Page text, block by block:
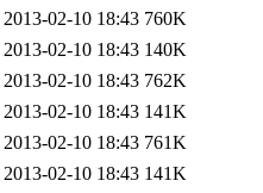
2013-02-10 18:43 760K
2013-02-10 18:43 140K
2013-02-10 18:43 762K
2013-02-10 18:43 141K
2013-02-10 18:43 761K
2013-02-10 18:43 141K